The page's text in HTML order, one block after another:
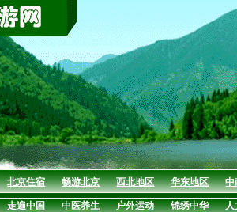
北京住宿 畅游北京 西北地区 华东地区 中
走遍中国 中医养生 户外运动 锦绣中华
人